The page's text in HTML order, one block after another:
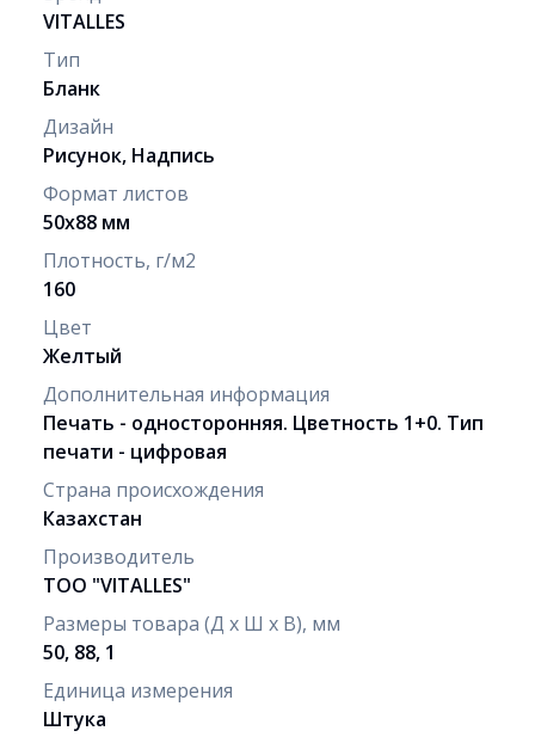
VITALLES
Тип
Бланк
Дизайн
Рисунок, Надпись
Формат листов
50х88 мм
Плотность, г/м2
160
Цвет
Желтый
Дополнительная информация
Печать - односторонняя. Цветность 1+0. Тип
печати - цифровая
Страна происхождения
Казахстан
Производитель
ТОО "VITALLES"
Размеры товара (Д х Ш х В), мм
50, 88, 1
Единица измерения
Штука